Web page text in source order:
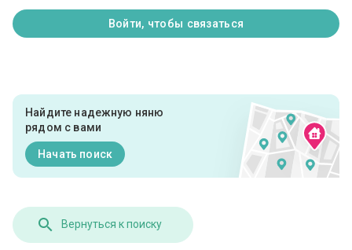
Войти, чтобы связаться
Найдите надежную няню
рядом с вами
Начать поиск
Вернуться к поиску